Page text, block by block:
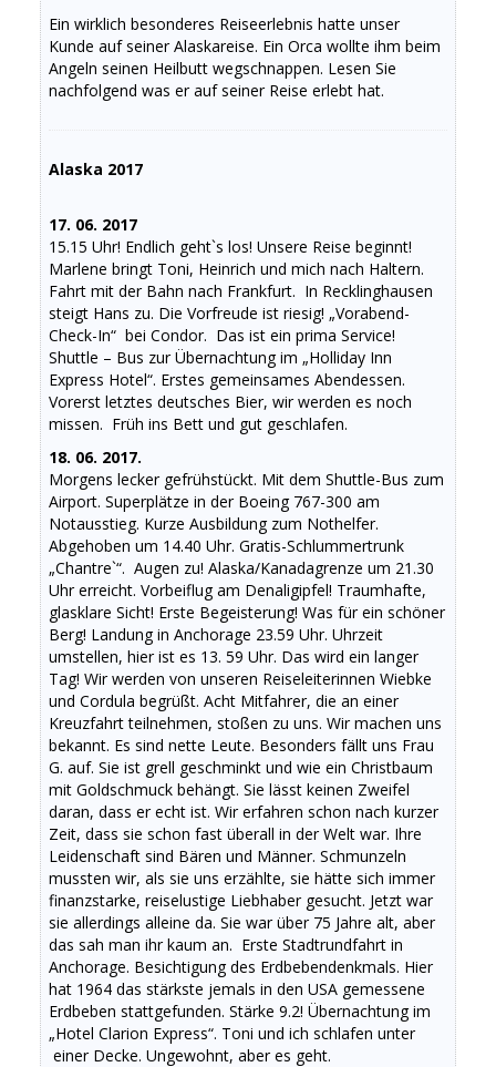
Ein wirklich besonderes Reiseerlebnis hatte unser
Kunde auf seiner Alaskareise. Ein Orca wollte ihm beim
Angeln seinen Heilbutt wegschnappen. Lesen Sie
nachfolgend was er auf seiner Reise erlebt hat.
Alaska 2017
17. 06. 2017
15.15 Uhr! Endlich geht`s los! Unsere Reise beginnt!
Marlene bringt Toni, Heinrich und mich nach Haltern.
Fahrt mit der Bahn nach Frankfurt. In Recklinghausen
steigt Hans zu. Die Vorfreude ist riesig! „Vorabend-
Check-In“ bei Condor. Das ist ein prima Service!
Shuttle – Bus zur Übernachtung im „Holliday Inn
Express Hotel“. Erstes gemeinsames Abendessen.
Vorerst letztes deutsches Bier, wir werden es noch
missen. Früh ins Bett und gut geschlafen.
18. 06. 2017.
Morgens lecker gefrühstückt. Mit dem Shuttle-Bus zum
Airport. Superplätze in der Boeing 767-300 am
Notausstieg. Kurze Ausbildung zum Nothelfer.
Abgehoben um 14.40 Uhr. Gratis-Schlummertrunk
„Chantre`“. Augen zu! Alaska/Kanadagrenze um 21.30
Uhr erreicht. Vorbeiflug am Denaligipfel! Traumhafte,
glasklare Sicht! Erste Begeisterung! Was für ein schöner
Berg! Landung in Anchorage 23.59 Uhr. Uhrzeit
umstellen, hier ist es 13. 59 Uhr. Das wird ein langer
Tag! Wir werden von unseren Reiseleiterinnen Wiebke
und Cordula begrüßt. Acht Mitfahrer, die an einer
Kreuzfahrt teilnehmen, stoßen zu uns. Wir machen uns
bekannt. Es sind nette Leute. Besonders fällt uns Frau
G. auf. Sie ist grell geschminkt und wie ein Christbaum
mit Goldschmuck behängt. Sie lässt keinen Zweifel
daran, dass er echt ist. Wir erfahren schon nach kurzer
Zeit, dass sie schon fast überall in der Welt war. Ihre
Leidenschaft sind Bären und Männer. Schmunzeln
mussten wir, als sie uns erzählte, sie hätte sich immer
finanzstarke, reiselustige Liebhaber gesucht. Jetzt war
sie allerdings alleine da. Sie war über 75 Jahre alt, aber
das sah man ihr kaum an. Erste Stadtrundfahrt in
Anchorage. Besichtigung des Erdbebendenkmals. Hier
hat 1964 das stärkste jemals in den USA gemessene
Erdbeben stattgefunden. Stärke 9.2! Übernachtung im
„Hotel Clarion Express“. Toni und ich schlafen unter
einer Decke. Ungewohnt, aber es geht.